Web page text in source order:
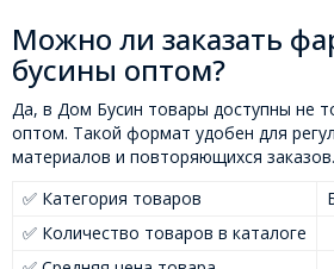
Можно ли заказать
бусины оптом?
Да, в Дом Бусин товары доступны не
оптом. Такой формат удобен для
материалов и повторяющихся заказов.
✅ Категория товаров
✅ Количество товаров в каталоге